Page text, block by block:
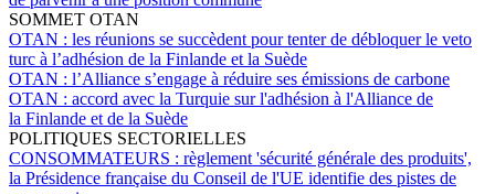
SOMMET OTAN
OTAN : les réunions se succèdent pour tenter de débloquer le veto
turc à l’adhésion de la Finlande et la Suède
OTAN : l’Alliance s’engage à réduire ses émissions de carbone
OTAN : accord avec la Turquie sur l'adhésion à l'Alliance de
la Finlande et de la Suède
POLITIQUES SECTORIELLES
CONSOMMATEURS : règlement 'sécurité générale des produits',
la Présidence française du Conseil de l'UE identifie des pistes de